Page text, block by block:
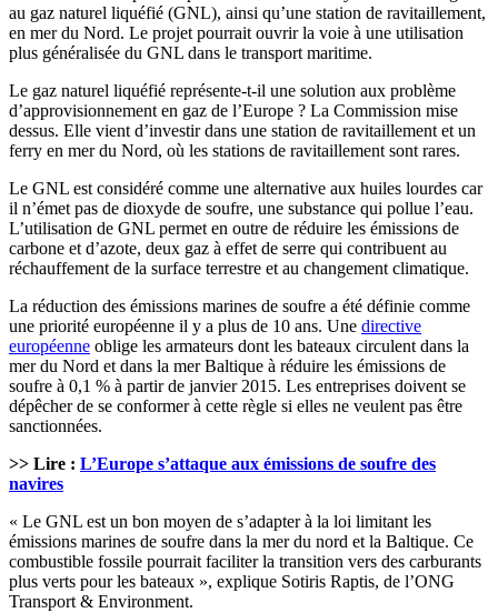
au gaz naturel liquéfié (GNL), ainsi qu’une station de ravitaillement,
en mer du Nord. Le projet pourrait ouvrir la voie à une utilisation
plus généralisée du GNL dans le transport maritime.
Le gaz naturel liquéfié représente-t-il une solution aux problème
d’approvisionnement en gaz de l’Europe ? La Commission mise
dessus. Elle vient d’investir dans une station de ravitaillement et un
ferry en mer du Nord, où les stations de ravitaillement sont rares.
Le GNL est considéré comme une alternative aux huiles lourdes car
il n’émet pas de dioxyde de soufre, une substance qui pollue l’eau.
L’utilisation de GNL permet en outre de réduire les émissions de
carbone et d’azote, deux gaz à effet de serre qui contribuent au
réchauffement de la surface terrestre et au changement climatique.
La réduction des émissions marines de soufre a été définie comme
une priorité européenne il y a plus de 10 ans. Une directive
européenne oblige les armateurs dont les bateaux circulent dans la
mer du Nord et dans la mer Baltique à réduire les émissions de
soufre à 0,1 % à partir de janvier 2015. Les entreprises doivent se
dépêcher de se conformer à cette règle si elles ne veulent pas être
sanctionnées.
>> Lire : L’Europe s’attaque aux émissions de soufre des
navires
« Le GNL est un bon moyen de s’adapter à la loi limitant les
émissions marines de soufre dans la mer du nord et la Baltique. Ce
combustible fossile pourrait faciliter la transition vers des carburants
plus verts pour les bateaux », explique Sotiris Raptis, de l’ONG
Transport & Environment.